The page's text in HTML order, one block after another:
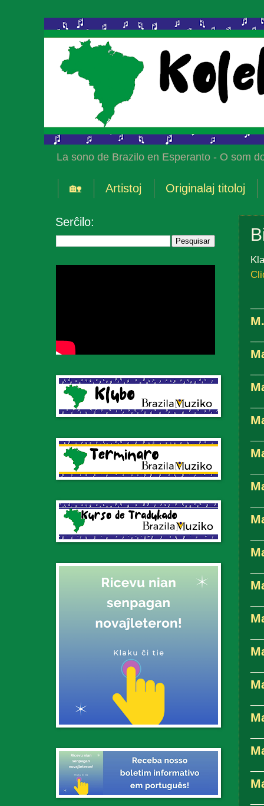
La sono de Brazilo en Esperanto - O som
🏡 Artistoj Originalaj titoloj
Serĉilo: